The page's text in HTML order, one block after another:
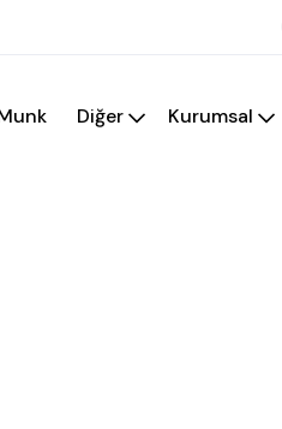
Diğer Kurumsal